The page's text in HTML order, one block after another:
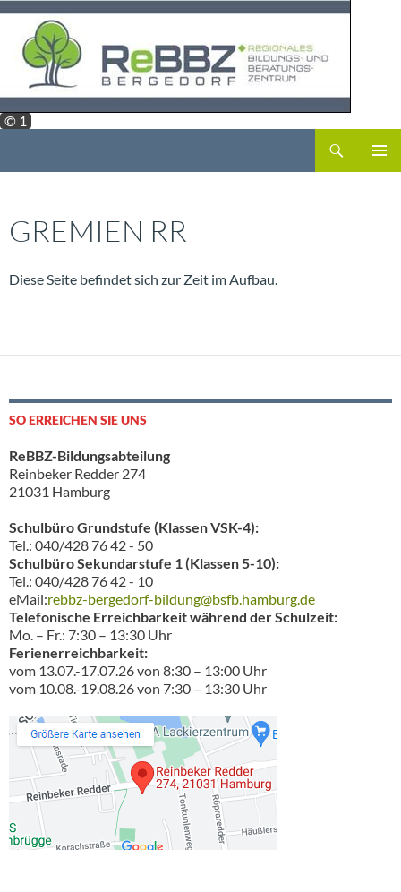
Zum
Inhalt
springen
© 1
GREMIEN RR
Diese Seite befindet sich zur Zeit im Aufbau.
SO ERREICHEN SIE UNS
ReBBZ-Bildungsabteilung
Reinbeker Redder 274
21031 Hamburg
Schulbüro Grundstufe (Klassen VSK-4):
Tel.: 040/428 76 42 - 50
Schulbüro Sekundarstufe 1 (Klassen 5-10):
Tel.: 040/428 76 42 - 10
eMail:rebbz-bergedorf-bildung@bsfb.hamburg.de
Telefonische Erreichbarkeit während der Schulzeit:
Mo. – Fr.: 7:30 – 13:30 Uhr
Ferienerreichbarkeit:
vom 13.07.-17.07.26 von 8:30 – 13:00 Uhr
vom 10.08.-19.08.26 von 7:30 – 13:30 Uhr